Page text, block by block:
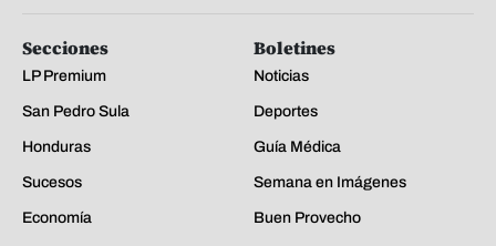
Secciones
LP Premium
San Pedro Sula
Honduras
Sucesos
Economía
Boletines
Noticias
Deportes
Guía Médica
Semana en Imágenes
Buen Provecho